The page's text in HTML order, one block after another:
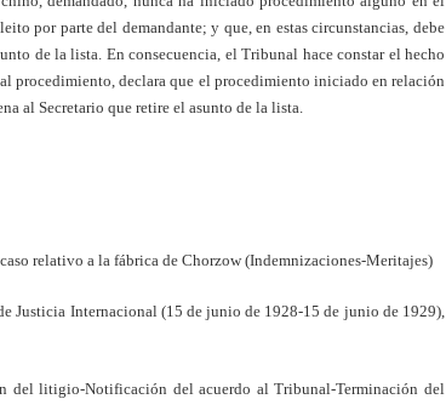
por parte del demandante; y que, en estas circunstancias, debe
de la lista. En consecuencia, el Tribunal hace constar el hecho
procedimiento, declara que el procedimiento iniciado en relación
al Secretario que retire el asunto de la lista.
relativo a la fábrica de Chorzow (Indemnizaciones-Meritajes)
Justicia Internacional (15 de junio de 1928-15 de junio de 1929),
del litigio-Notificación del acuerdo al Tribunal-Terminación del